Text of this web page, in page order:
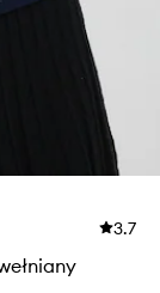
3.7